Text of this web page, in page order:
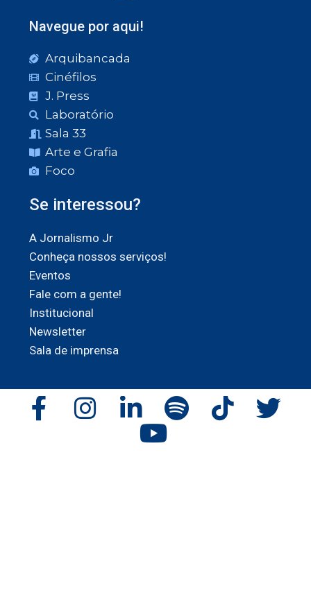
Navegue por aqui!
Arquibancada
Cinéfilos
J. Press
Laboratório
Sala 33
Arte e Grafia
Foco
Se interessou?
A Jornalismo Jr
Conheça nossos serviços!
Eventos
Fale com a gente!
Institucional
Newsletter
Sala de imprensa